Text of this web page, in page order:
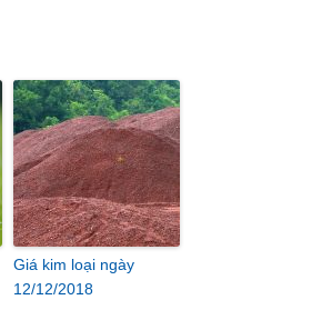
Giá kim loại ngày
12/12/2018